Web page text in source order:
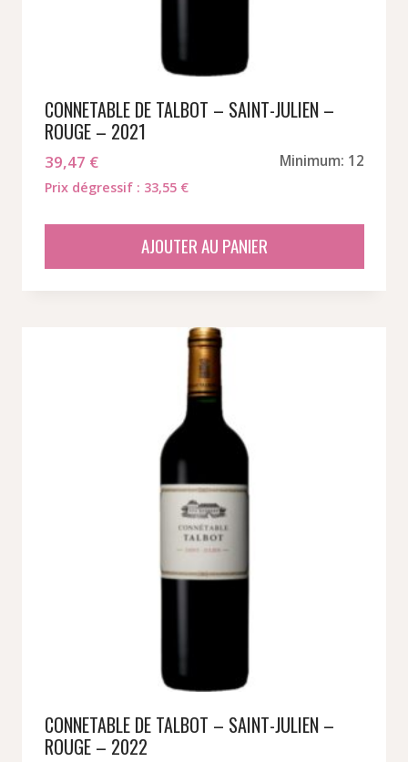
CONNETABLE DE TALBOT – SAINT-JULIEN –
ROUGE – 2021
39,47 € Minimum: 12
Prix dégressif : 33,55 €
AJOUTER AU PANIER
CONNETABLE DE TALBOT – SAINT-JULIEN –
ROUGE – 2022